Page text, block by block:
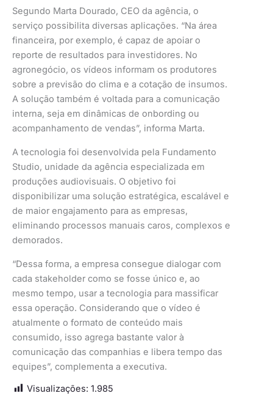
Segundo Marta Dourado, CEO da agência, o
serviço possibilita diversas aplicações. “Na área
financeira, por exemplo, é capaz de apoiar o
reporte de resultados para investidores. No
agronegócio, os vídeos informam os produtores
sobre a previsão do clima e a cotação de insumos.
A solução também é voltada para a comunicação
interna, seja em dinâmicas de onbording ou
acompanhamento de vendas”, informa Marta.
A tecnologia foi desenvolvida pela Fundamento
Studio, unidade da agência especializada em
produções audiovisuais. O objetivo foi
disponibilizar uma solução estratégica, escalável e
de maior engajamento para as empresas,
eliminando processos manuais caros, complexos e
demorados.
“Dessa forma, a empresa consegue dialogar com
cada stakeholder como se fosse único e, ao
mesmo tempo, usar a tecnologia para massificar
essa operação. Considerando que o vídeo é
atualmente o formato de conteúdo mais
consumido, isso agrega bastante valor à
comunicação das companhias e libera tempo das
equipes”, complementa a executiva.
Visualizações: 1.985